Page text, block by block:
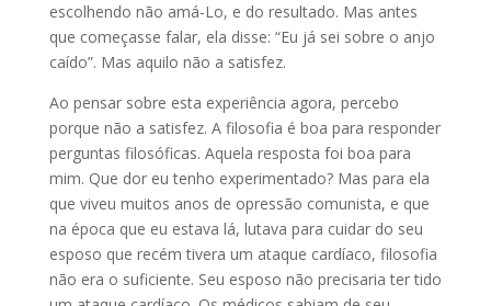
escolhendo não amá-Lo, e do resultado. Mas antes
que começasse falar, ela disse: “Eu já sei sobre o anjo
caído”. Mas aquilo não a satisfez.
Ao pensar sobre esta experiência agora, percebo
porque não a satisfez. A filosofia é boa para responder
perguntas filosóficas. Aquela resposta foi boa para
mim. Que dor eu tenho experimentado? Mas para ela
que viveu muitos anos de opressão comunista, e que
na época que eu estava lá, lutava para cuidar do seu
esposo que recém tivera um ataque cardíaco, filosofia
não era o suficiente. Seu esposo não precisaria ter tido